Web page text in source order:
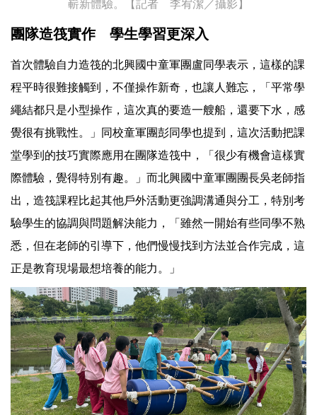
嶄新體驗。【記者 李宥潔／攝影】
團隊造筏實作 學生學習更深入
首次體驗自力造筏的北興國中童軍團盧同學表示，這樣的課
程平時很難接觸到，不僅操作新奇，也讓人難忘，「平常學
繩結都只是小型操作，這次真的要造一艘船，還要下水，感
覺很有挑戰性。」同校童軍團彭同學也提到，這次活動把課
堂學到的技巧實際應用在團隊造筏中，「很少有機會這樣實
際體驗，覺得特別有趣。」而北興國中童軍團團長吳老師指
出，造筏課程比起其他戶外活動更強調溝通與分工，特別考
驗學生的協調與問題解決能力，「雖然一開始有些同學不熟
悉，但在老師的引導下，他們慢慢找到方法並合作完成，這
正是教育現場最想培養的能力。」